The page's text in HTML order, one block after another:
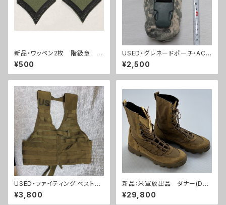
新品・ワッペン2枚 階級章 ベ
トナム戦争 サブデュードパッチ
(A0178)
¥500
USED・グレネードポーチ・ACU
フラッシュバン(A0045)
¥2,500
USED・ファイティング ベスト・
MOLLE コヨーテ(A0011)
¥3,800
新品：米軍放出品 ダナー(Dan
ner)ブーツ(A0255)
¥29,800